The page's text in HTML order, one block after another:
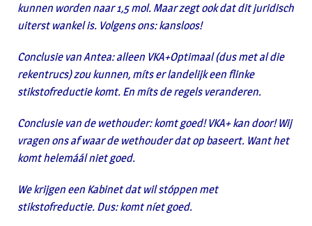
kunnen worden naar 1,5 mol. Maar zegt ook dat dit juridisch
uiterst wankel is. Volgens ons: kansloos!
Conclusie van Antea: alleen VKA+Optimaal (dus met al die
rekentrucs) zou kunnen, míts er landelijk een flinke
stikstofreductie komt. En míts de regels veranderen.
Conclusie van de wethouder: komt goed! VKA+ kan door! Wij
vragen ons af waar de wethouder dat op baseert. Want het
komt helemáál niet goed.
We krijgen een Kabinet dat wil stóppen met
stikstofreductie. Dus: komt níet goed.